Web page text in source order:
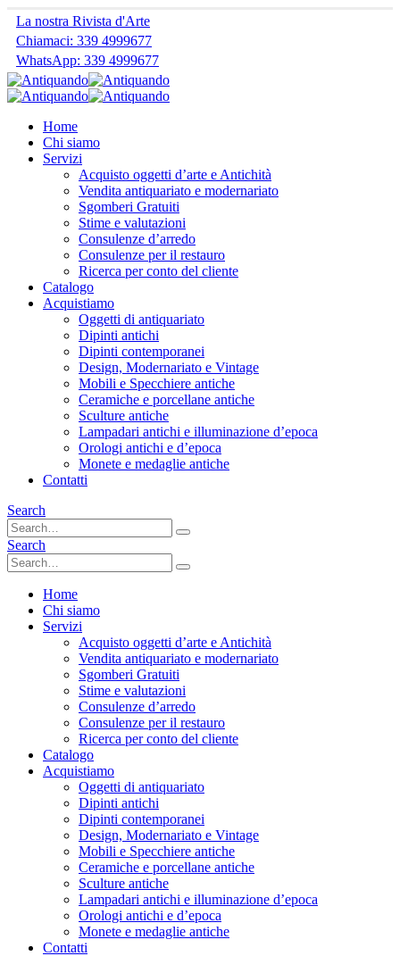
La nostra Rivista d'Arte
Chiamaci: 339 4999677
WhatsApp: 339 4999677
Home
Chi siamo
Servizi
Acquisto oggetti d’arte e Antichità
Vendita antiquariato e modernariato
Sgomberi Gratuiti
Stime e valutazioni
Consulenze d’arredo
Consulenze per il restauro
Ricerca per conto del cliente
Catalogo
Acquistiamo
Oggetti di antiquariato
Dipinti antichi
Dipinti contemporanei
Design, Modernariato e Vintage
Mobili e Specchiere antiche
Ceramiche e porcellane antiche
Sculture antiche
Lampadari antichi e illuminazione d’epoca
Orologi antichi e d’epoca
Monete e medaglie antiche
Contatti
Search
Search
Home
Chi siamo
Servizi
Acquisto oggetti d’arte e Antichità
Vendita antiquariato e modernariato
Sgomberi Gratuiti
Stime e valutazioni
Consulenze d’arredo
Consulenze per il restauro
Ricerca per conto del cliente
Catalogo
Acquistiamo
Oggetti di antiquariato
Dipinti antichi
Dipinti contemporanei
Design, Modernariato e Vintage
Mobili e Specchiere antiche
Ceramiche e porcellane antiche
Sculture antiche
Lampadari antichi e illuminazione d’epoca
Orologi antichi e d’epoca
Monete e medaglie antiche
Contatti